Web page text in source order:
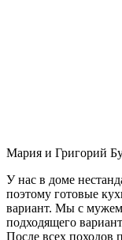
Мария и Григорий
У нас в доме
поэтому готовые
вариант. Мы с
подходящего
После всех походов